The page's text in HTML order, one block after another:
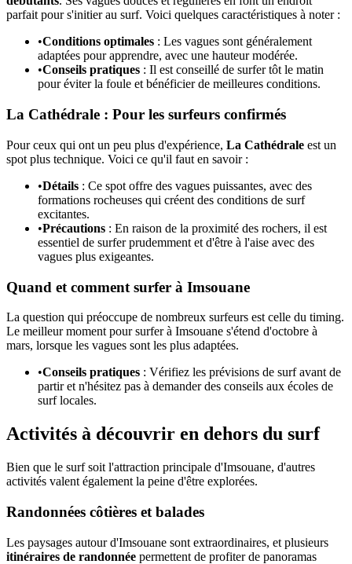
parfait pour s'initier au surf. Voici quelques caractéristiques à noter :
•Conditions optimales : Les vagues sont généralement
adaptées pour apprendre, avec une hauteur modérée.
•Conseils pratiques : Il est conseillé de surfer tôt le matin
pour éviter la foule et bénéficier de meilleures conditions.
La Cathédrale : Pour les surfeurs confirmés
Pour ceux qui ont un peu plus d'expérience, La Cathédrale est un
spot plus technique. Voici ce qu'il faut en savoir :
•Détails : Ce spot offre des vagues puissantes, avec des
formations rocheuses qui créent des conditions de surf
excitantes.
•Précautions : En raison de la proximité des rochers, il est
essentiel de surfer prudemment et d'être à l'aise avec des
vagues plus exigeantes.
Quand et comment surfer à Imsouane
La question qui préoccupe de nombreux surfeurs est celle du timing.
Le meilleur moment pour surfer à Imsouane s'étend d'octobre à
mars, lorsque les vagues sont les plus adaptées.
•Conseils pratiques : Vérifiez les prévisions de surf avant de
partir et n'hésitez pas à demander des conseils aux écoles de
surf locales.
Activités à découvrir en dehors du surf
Bien que le surf soit l'attraction principale d'Imsouane, d'autres
activités valent également la peine d'être explorées.
Randonnées côtières et balades
Les paysages autour d'Imsouane sont extraordinaires, et plusieurs
itinéraires de randonnée permettent de profiter de panoramas